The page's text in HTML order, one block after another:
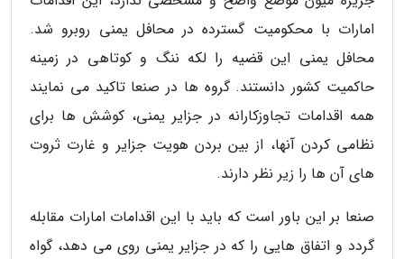
امارات با محکومیت گسترده در محافل یمنی روبرو شد.
محافل یمنی این قضیه را لکه ننگ و کوتاهی در زمینه
حاکمیت کشور دانستند. گروه ها در صنعا تاکید می نمایند
همه اقدامات تجاوزکارانه در جزایر یمنی، کوشش ها برای
نظامی کردن آنها، از بین بردن هویت جزایر و غارت ثروت
های آن ها را زیر نظر دارند.
صنعا بر این باور است که باید با این اقدامات امارات مقابله
گردد و اتفاق هایی را که در جزایر یمنی روی می دهد، گواه